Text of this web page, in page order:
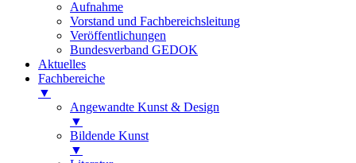
Aufnahme
Vorstand und Fachbereichsleitung
Veröffentlichungen
Bundesverband GEDOK
Aktuelles
Fachbereiche
▼
Angewandte Kunst & Design
▼
Bildende Kunst
▼